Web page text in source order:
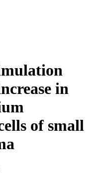
in
of small